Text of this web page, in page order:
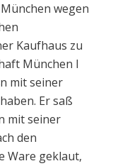
wegen
Kaufhaus zu
München I
mit seiner
Er saß
mit seiner
den
Ware geklaut,